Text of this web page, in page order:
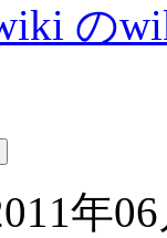
の
年